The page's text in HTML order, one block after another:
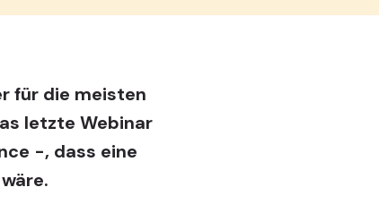
für die meisten
letzte Webinar
-, dass eine